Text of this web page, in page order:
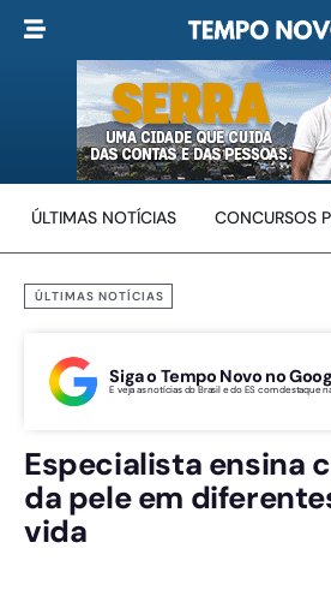
ÚLTIMAS NOTÍCIAS CONCURSOS
ÚLTIMAS NOTÍCIAS
Siga o Tempo Novo no
E veja as notícias do Brasil e do ES com destaque
Especialista ensina
da pele em
vida